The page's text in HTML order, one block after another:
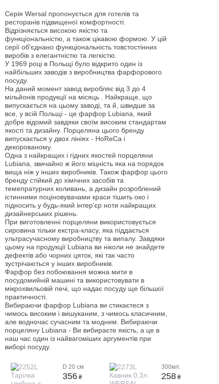
Серія Wersal пропонується для готелів та
ресторанів підвищеної комфортності.
Відрізняється високою якістю та
функціональністю, а також цікавою формою. У цій
серії об'єднано функціональність товстостінних
виробів з елегантністю та легкістю.
У 1969 році в Польщі було відкрито один із
найбільших заводів з виробництва фарфорового
посуду.
На даний момент завод виробляє від 3 до 4
мільйонів продукції на місяць . Найкраще, що
випускається на цьому заводі, та й, швидше за
все, у всій Польщі - це фарфор Lubiana, який
добре відомий завдяки своїм високим стандартам
якості та дизайну. Порцеляна цього бренду
випускається у двох лініях - HoReCa і
декорованому.
Одна з найкращих і гідних якостей порцеляни
Lubiana, звичайно ж його міцність яка на порядок
вища ніж у інших виробників. Також фарфор цього
бренду стійкий до хімічних засобів та
темепратурних коливань, а дизайн розроблений
істинними поціновувачами краси тішить око і
підносить у будь-який інтер'єр ноти найкращих
дизайнерських рішень.
При виготовленні порцеляни використовується
сировина тільки екстра-класу, яка піддається
ультрасучасному виробництву та випалу. Завдяки
цьому на продукції Lubiana ви ніколи не знайдете
дефектів або чорних цяток, які так часто
зустрічаються у інших виробників.
Фарфор без побоювання можна мити в
посудомийній машині та використовувати в
мікрохвильовій печі, що надає посуду ще більшої
практичності.
Вибираючи фарфор Lubiana ви стикаєтеся з
чимось високим і вишуканим, з чимось класичним,
але водночас сучасним та модним. Вибираючи
порцеляну Lubiana - Ви вибираєте якість, а це в
наш час один із найвагоміших аргументів при
виборі посуду.
D 20 см
356 ₴
300мл.
258 ₴